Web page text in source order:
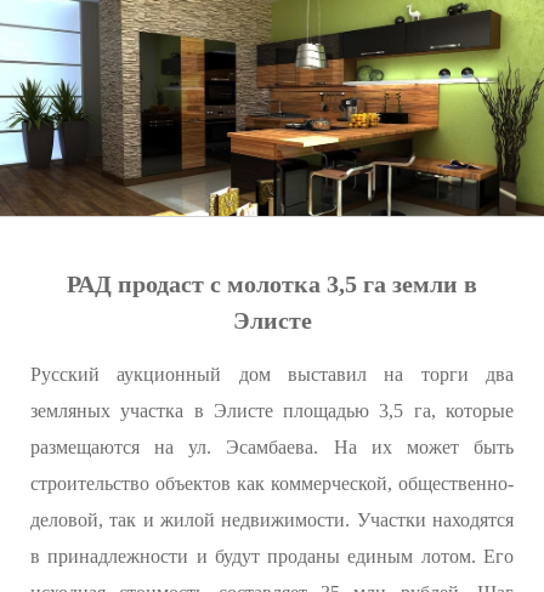
РАД продаст с молотка 3,5 га земли в
Элисте
Русский аукционный дом выставил на торги два
земляных участка в Элисте площадью 3,5 га, которые
размещаются на ул. Эсамбаева. На их может быть
строительство объектов как коммерческой, общественно-
деловой, так и жилой недвижимости. Участки находятся
в принадлежности и будут проданы единым лотом. Его